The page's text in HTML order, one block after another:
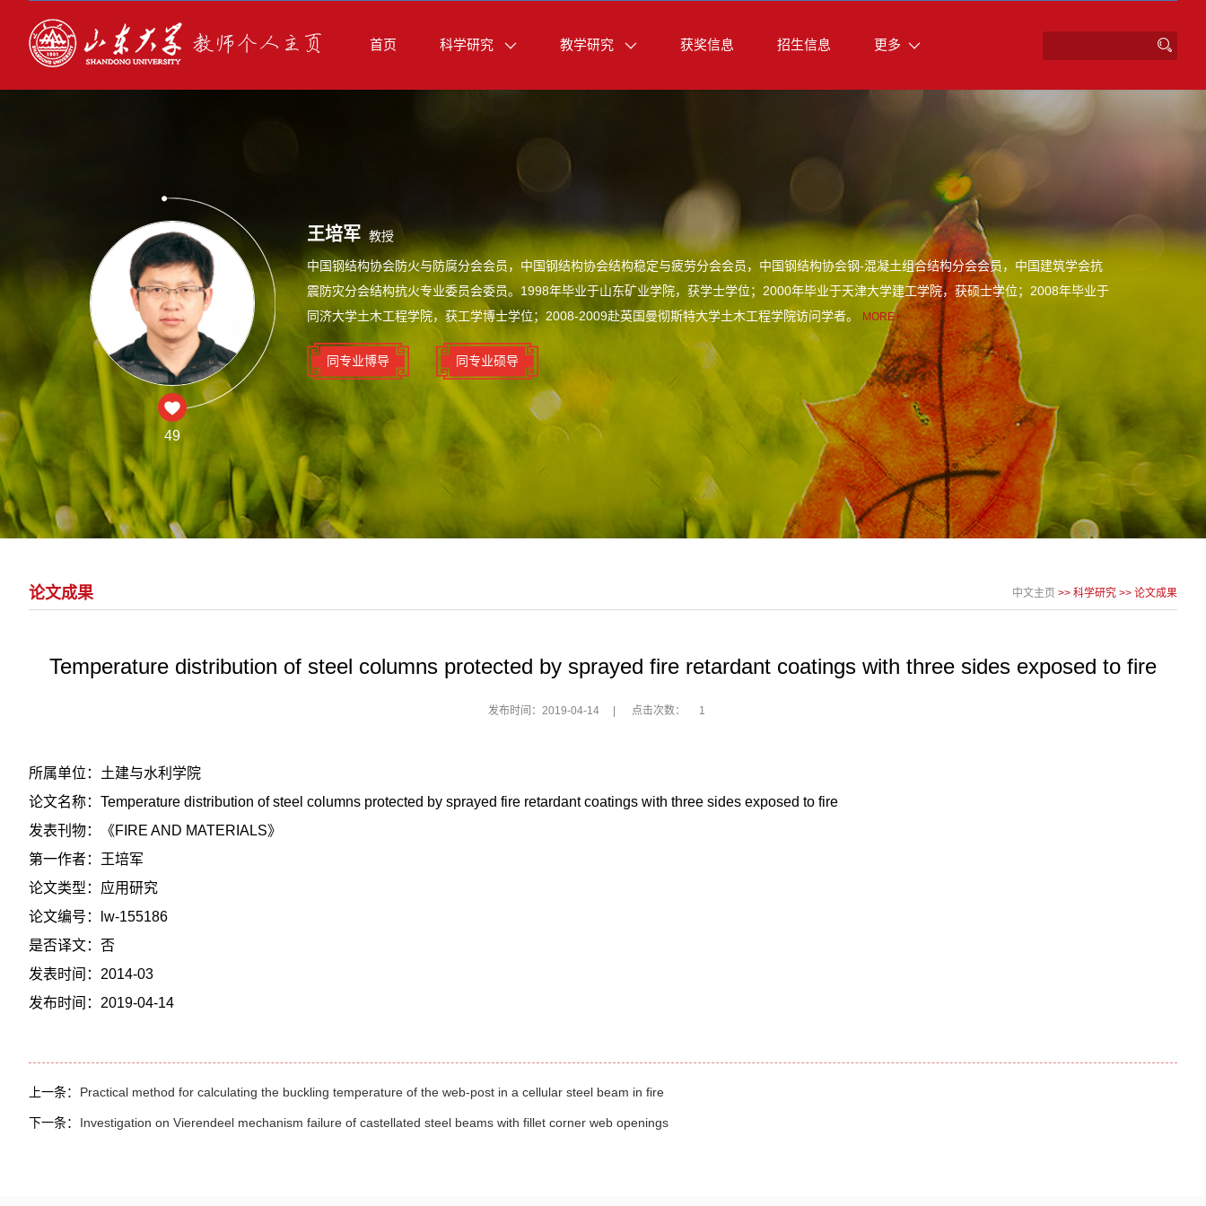
首页 科学研究 教学研究 获奖信息 招生信息 更多
49
王培军 教授
中国钢结构协会防火与防腐分会会员，中国钢结构协会结构稳定与疲劳分会会员，中国钢结构协会钢-混凝土组合结构分会会员，中国建筑学会抗
震防灾分会结构抗火专业委员会委员。1998年毕业于山东矿业学院，获学士学位；2000年毕业于天津大学建工学院，获硕士学位；2008年毕业于
同济大学土木工程学院，获工学博士学位；2008-2009赴英国曼彻斯特大学土木工程学院访问学者。
MORE+
同专业博导 同专业硕导
论文成果 中文主页 >> 科学研究 >> 论文成果
Temperature distribution of steel columns protected by sprayed fire retardant coatings with three sides exposed to fire
发布时间：2019-04-14 点击次数： 1
所属单位：土建与水利学院
论文名称：Temperature distribution of steel columns protected by sprayed fire retardant coatings with three sides exposed to fire
发表刊物：《FIRE AND MATERIALS》
第一作者：王培军
论文类型：应用研究
论文编号：lw-155186
是否译文：否
发表时间：2014-03
发布时间：2019-04-14
上一条： Practical method for calculating the buckling temperature of the web-post in a cellular steel beam in fire
下一条： Investigation on Vierendeel mechanism failure of castellated steel beams with fillet corner web openings